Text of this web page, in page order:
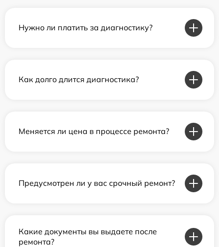
Нужно ли платить за диагностику?
Как долго длится диагностика?
Меняется ли цена в процессе ремонта?
Предусмотрен ли у вас срочный ремонт?
Какие документы вы выдаете после
ремонта?